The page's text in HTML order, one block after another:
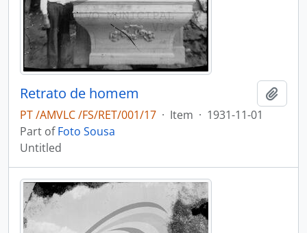
Retrato de homem
PT /AMVLC /FS/RET/001/17 · Item · 1931-11-01
Part ofFoto Sousa
Untitled